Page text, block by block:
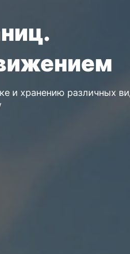
и хранению различных